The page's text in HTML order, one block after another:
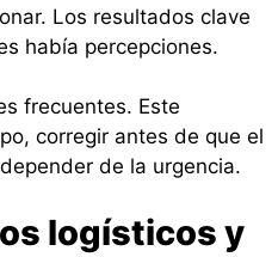
Los resultados clave
había percepciones.
frecuentes. Este
corregir antes de que el
de la urgencia.
logísticos y